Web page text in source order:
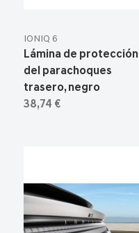
IONIQ 6
Lámina de protección
del parachoques
trasero, negro
38,74 €